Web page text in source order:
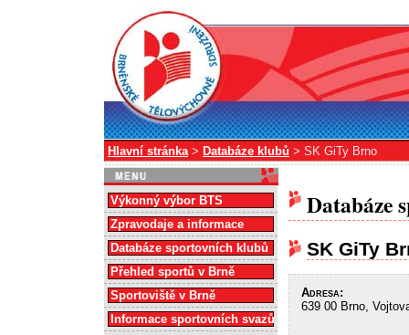
Hlavní stránka> Databáze klubů > SK GiTy Brno
Databáze
SK GiTy
Adresa:
639 00 Brno,
Výkonný výbor BTS
Zpravodaje a informace
Databáze sportovních klubů
Přehled sportů v Brně
Sportoviště v Brně
Informace sportovních svazů